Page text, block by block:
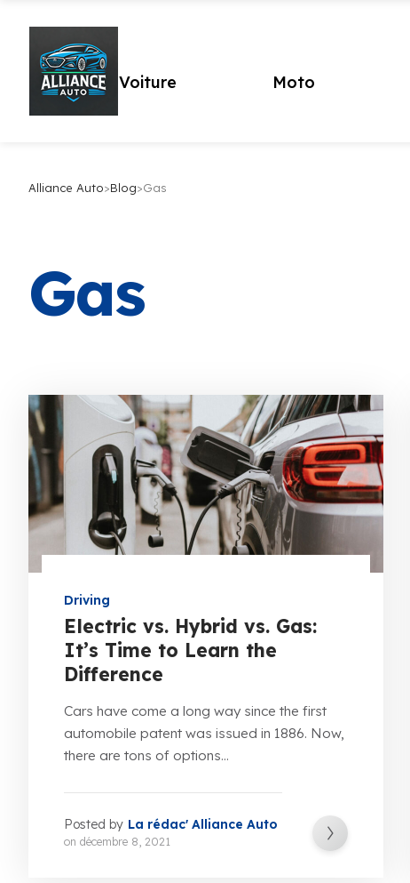
Voiture Moto
Alliance Auto>Blog>Gas
Gas
Driving
Electric vs. Hybrid vs. Gas:
It’s Time to Learn the
Difference
Cars have come a long way since the first
automobile patent was issued in 1886. Now,
there are tons of options...
Posted by La rédac' Alliance Auto
on décembre 8, 2021